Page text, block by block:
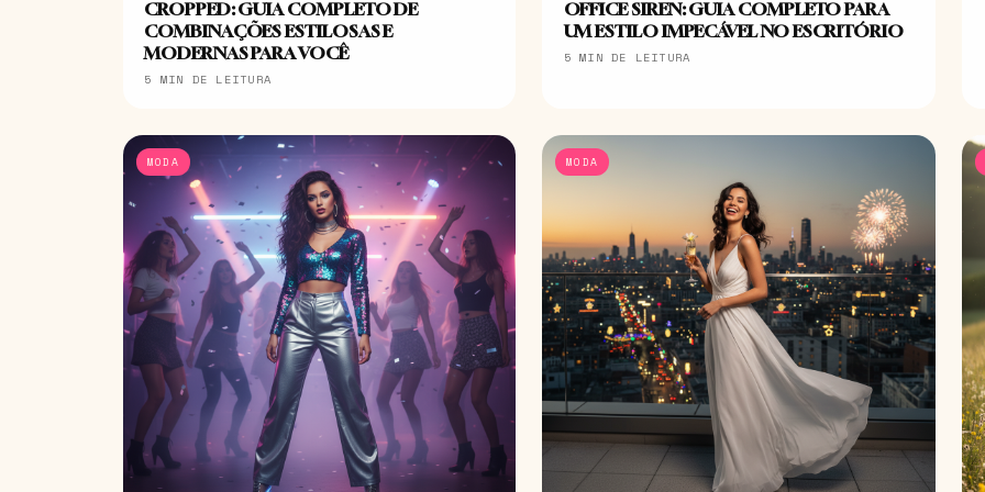
CROPPED: GUIA COMPLETO DE
COMBINAÇÕES ESTILOSAS E
MODERNAS PARA VOCÊ
5 MIN DE LEITURA
OFFICE SIREN: GUIA COMPLETO PARA
UM ESTILO IMPECÁVEL NO ESCRITÓRIO
5 MIN DE LEITURA
MODA MODA